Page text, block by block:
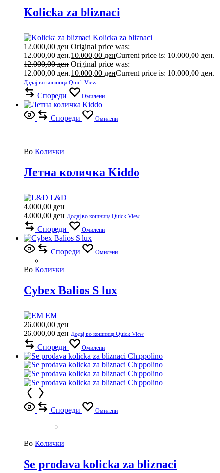
Kolicka za bliznaci
Kolicka za bliznaci
12.000,00ден Original price was:
12.000,00 ден.10.000,00 денCurrent price is: 10.000,00 ден.
12.000,00ден Original price was:
12.000,00 ден.10.000,00 денCurrent price is: 10.000,00 ден.
Додај во кошница Quick View
Спореди Омилени
Спореди Омилени
Во Колички
Летна количка Kiddo
L&D
4.000,00 ден
4.000,00 ден Додај во кошница Quick View
Спореди Омилени
Спореди Омилени
Во Колички
Cybex Balios S lux
EM
26.000,00 ден
26.000,00 ден Додај во кошница Quick View
Спореди Омилени
Спореди Омилени
Во Колички
Se prodava kolicka za bliznaci